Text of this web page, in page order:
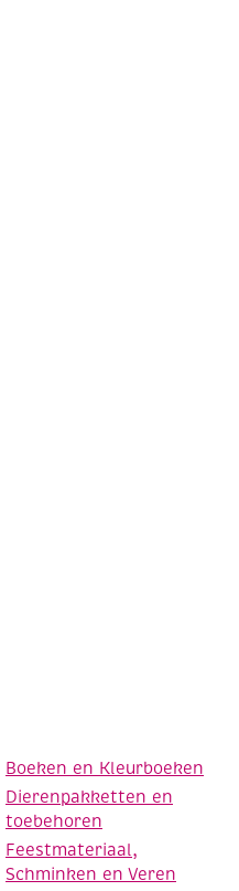
Boeken en Kleurboeken
Dierenpakketten en
toebehoren
Feestmateriaal,
Schminken en Veren